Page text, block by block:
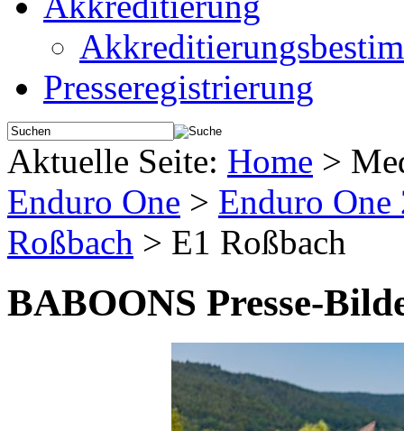
Presseregistrierung
Aktuelle Seite: Home >
Enduro One > Enduro One
Roßbach > E1 Roßbach
BABOONS Presse-